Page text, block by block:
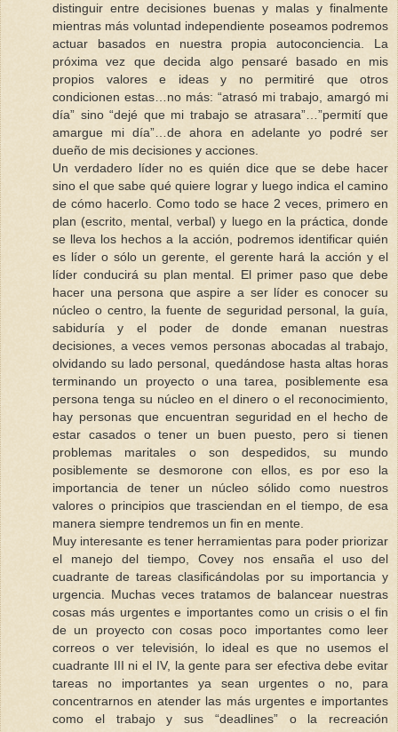
distinguir entre decisiones buenas y malas y finalmente
mientras más voluntad independiente poseamos podremos
actuar basados en nuestra propia autoconciencia. La
próxima vez que decida algo pensaré basado en mis
propios valores e ideas y no permitiré que otros
condicionen estas…no más: “atrasó mi trabajo, amargó mi
día” sino “dejé que mi trabajo se atrasara”…”permití que
amargue mi día”…de ahora en adelante yo podré ser
dueño de mis decisiones y acciones.
Un verdadero líder no es quién dice que se debe hacer
sino el que sabe qué quiere lograr y luego indica el camino
de cómo hacerlo. Como todo se hace 2 veces, primero en
plan (escrito, mental, verbal) y luego en la práctica, donde
se lleva los hechos a la acción, podremos identificar quién
es líder o sólo un gerente, el gerente hará la acción y el
líder conducirá su plan mental. El primer paso que debe
hacer una persona que aspire a ser líder es conocer su
núcleo o centro, la fuente de seguridad personal, la guía,
sabiduría y el poder de donde emanan nuestras
decisiones, a veces vemos personas abocadas al trabajo,
olvidando su lado personal, quedándose hasta altas horas
terminando un proyecto o una tarea, posiblemente esa
persona tenga su núcleo en el dinero o el reconocimiento,
hay personas que encuentran seguridad en el hecho de
estar casados o tener un buen puesto, pero si tienen
problemas maritales o son despedidos, su mundo
posiblemente se desmorone con ellos, es por eso la
importancia de tener un núcleo sólido como nuestros
valores o principios que trasciendan en el tiempo, de esa
manera siempre tendremos un fin en mente.
Muy interesante es tener herramientas para poder priorizar
el manejo del tiempo, Covey nos ensaña el uso del
cuadrante de tareas clasificándolas por su importancia y
urgencia. Muchas veces tratamos de balancear nuestras
cosas más urgentes e importantes como un crisis o el fin
de un proyecto con cosas poco importantes como leer
correos o ver televisión, lo ideal es que no usemos el
cuadrante III ni el IV, la gente para ser efectiva debe evitar
tareas no importantes ya sean urgentes o no, para
concentrarnos en atender las más urgentes e importantes
como el trabajo y sus “deadlines” o la recreación